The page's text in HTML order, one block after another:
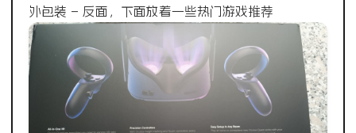
外包装 – 反面，下面放着一些热门游戏推荐